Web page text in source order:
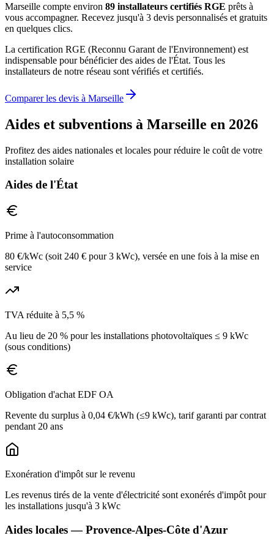
Marseille compte environ 89 installateurs certifiés RGE prêts à
vous accompagner. Recevez jusqu'à 3 devis personnalisés et gratuits
en quelques clics.
La certification RGE (Reconnu Garant de l'Environnement) est
indispensable pour bénéficier des aides de l'État. Tous les
installateurs de notre réseau sont vérifiés et certifiés.
Comparer les devis à Marseille
Aides et subventions à Marseille en 2026
Profitez des aides nationales et locales pour réduire le coût de votre
installation solaire
Aides de l'État
Prime à l'autoconsommation
80 €/kWc (soit 240 € pour 3 kWc), versée en une fois à la mise en
service
TVA réduite à 5,5 %
Au lieu de 20 % pour les installations photovoltaïques ≤ 9 kWc
(sous conditions)
Obligation d'achat EDF OA
Revente du surplus à 0,04 €/kWh (≤9 kWc), tarif garanti par contrat
pendant 20 ans
Exonération d'impôt sur le revenu
Les revenus tirés de la vente d'électricité sont exonérés d'impôt pour
les installations jusqu'à 3 kWc
Aides locales —Provence-Alpes-Côte d'Azur